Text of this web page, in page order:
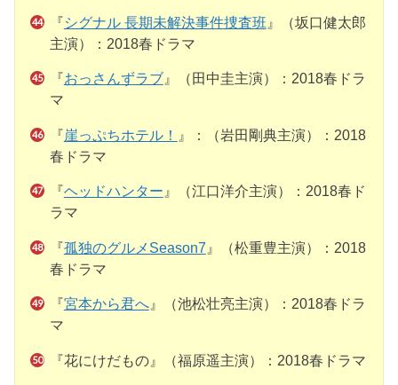
『シグナル 長期未解決事件捜査班 』（坂口健太郎
主演）：2018春ドラマ
『おっさんずラブ』（田中圭主演）：2018春ドラ
マ
『崖っぷちホテル！
』：（岩田剛典主演）：2018
春ドラマ
『ヘッドハンター 』（江口洋介主演）：2018春ド
ラマ
『孤独のグルメSeason7 』（松重豊主演）：2018
春ドラマ
『宮本から君へ』（池松壮亮主演）：2018春ドラ
マ
『花にけだもの』（福原遥主演）：2018春ドラマ